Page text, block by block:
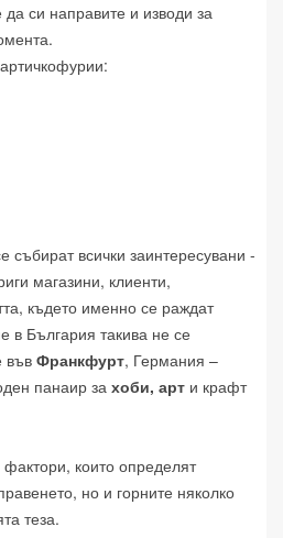
си направите и изводи за
всички заинтересувани -
магазини, клиенти,
където именно се раждат
в България такива не се
във Франкфурт, Германия –
панаир за хоби, арт и крафт
които определят
но и горните няколко
теза.